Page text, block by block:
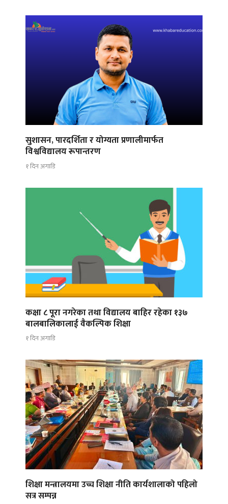
सुशासन, पारदर्शिता र योग्यता प्रणालीमार्फत
विश्वविद्यालय रूपान्तरण
१ दिन अगाडि
कक्षा ८ पूरा नगरेका तथा विद्यालय बाहिर रहेका १३७
बालबालिकालाई वैकल्पिक शिक्षा
१ दिन अगाडि
शिक्षा मन्त्रालयमा उच्च शिक्षा नीति कार्यशालाको पहिलो
सत्र सम्पन्न